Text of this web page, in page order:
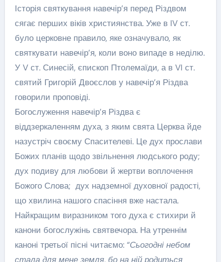
Історія святкування навечір’я перед Різдвом
сягає перших віків християнства. Уже в IV ст.
було церковне правило, яке означувало, як
святкувати навечір’я, коли воно випаде в неділю.
У V ст. Синесій, єпископ Птолемаїди, а в VI ст.
святий Григорій Двоєслов у навечір’я Різдва
говорили проповіді.
Богослуження навечір’я Різдва є
віддзеркаленням духа, з яким свята Церква йде
назустріч своєму Спасителеві. Це дух прослави
Божих планів щодо звільнення людського роду;
дух подиву для любови й жертви воплочення
Божого Слова; дух надземної духовної радості,
що хвилина нашого спасіння вже настала.
Найкращим виразником того духа є стихири й
канони богослужінь святвечора. На утреннім
каноні третьої пісні читаємо: “Сьогодні небом
стала для мене земля, бо на ній родиться